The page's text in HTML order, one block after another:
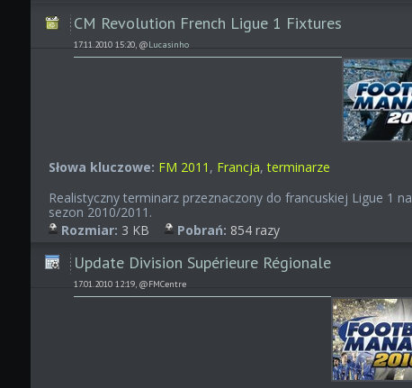
CM Revolution French Ligue 1 Fixtures
17.11.2010 15:20, @Lucasinho
Słowa kluczowe: FM 2011 , Francja,terminarze
Realistyczny terminarz przeznaczony do francuskiej Ligue 1 na
sezon 2010/2011.
Rozmiar: 3 KB Pobrań: 854 razy
Update Division Supérieure Régionale
17.01.2010 12:19, @FMCentre